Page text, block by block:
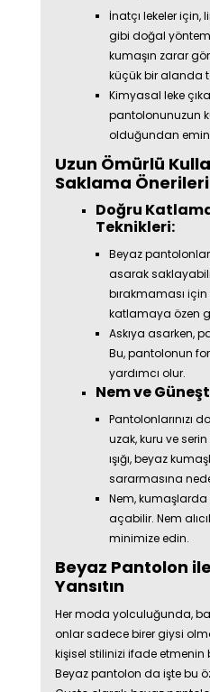
İnatçı lekeler için,
gibi doğal
kumaşın zarar
küçük bir alanda
Kimyasal leke
pantolonunuzun
olduğundan
Uzun Ömürlü
Saklama Önerileri
Doğru
Teknikleri:
Beyaz
asarak
bırakmaması
katlamaya özen
Askıya asarken,
Bu, pantolonun
yardımcı olur.
Nem ve
Pantolonlarınızı
uzak, kuru ve
ışığı, beyaz
sararmasına
Nem, kumaşlarda
açabilir. Nem
minimize edin.
Beyaz Pantolon ile
Yansıtın
Her moda yolculuğunda,
onlar sadece birer giysi
kişisel stilinizi ifade etmenin
Beyaz pantolon da işte bu